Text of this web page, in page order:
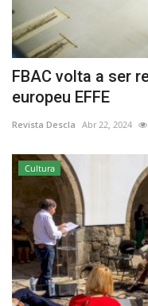
Sobre Nós
Educação
Saúde
Ficha técnica
Cultura
Lazer
FBAC volta a ser
europeu EFFE
Revista Descla Abr 22, 2024
Cultura